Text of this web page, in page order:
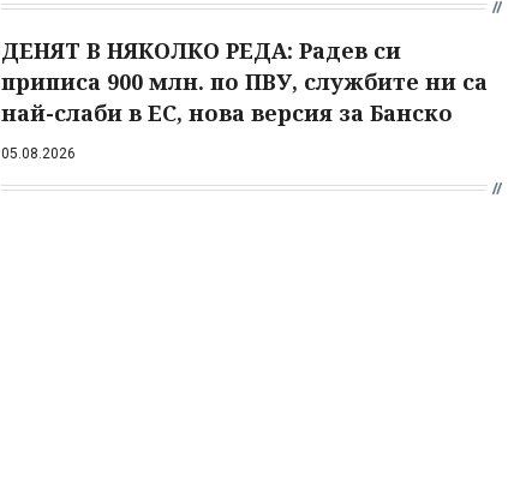
ДЕНЯТ В НЯКОЛКО РЕДА: Радев си
приписа 900 млн. по ПВУ, службите ни са
най-слаби в ЕС, нова версия за Банско
05.08.2026